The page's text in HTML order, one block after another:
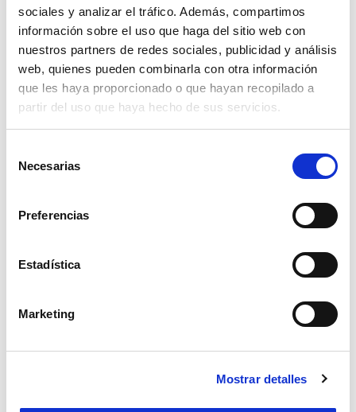
sociales y analizar el tráfico. Además, compartimos
información sobre el uso que haga del sitio web con
nuestros partners de redes sociales, publicidad y análisis
web, quienes pueden combinarla con otra información
que les haya proporcionado o que hayan recopilado a
partir del uso que haya hecho de sus servicios.
Necesarias
Preferencias
Estadística
Marketing
Mostrar detalles
Los geles lubricantesse pueden ingerir en
pequeñas cantidades.
*Esta
propiedad no afecta el nivel de efectividad del
atentamente las advertencias o instrucciones de
uso. Autorización Ministerial de 29.11.2023. El
Ministerio de Salud se desvincula de cualquier